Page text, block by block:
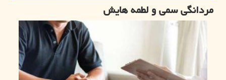
مردانگی سمی و لطمه هایش